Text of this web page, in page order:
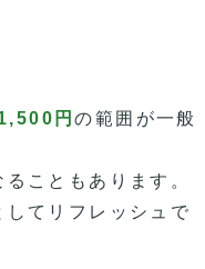
円の範囲が一般
こともあります。
てリフレッシュで